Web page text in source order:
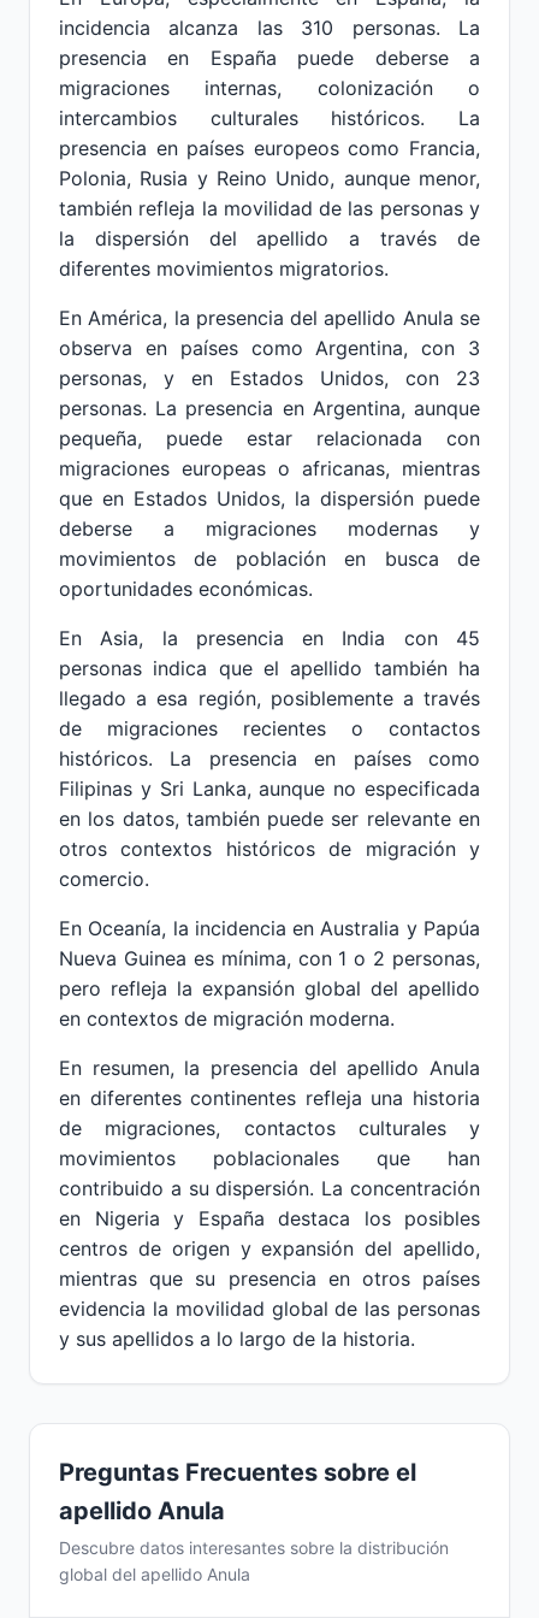
incidencia alcanza las 310 personas. La
presencia en España puede deberse a
migraciones internas, colonización o
intercambios culturales históricos. La
presencia en países europeos como Francia,
Polonia, Rusia y Reino Unido, aunque menor,
también refleja la movilidad de las personas y
la dispersión del apellido a través de
diferentes movimientos migratorios.
En América, la presencia del apellido Anula se
observa en países como Argentina, con 3
personas, y en Estados Unidos, con 23
personas. La presencia en Argentina, aunque
pequeña, puede estar relacionada con
migraciones europeas o africanas, mientras
que en Estados Unidos, la dispersión puede
deberse a migraciones modernas y
movimientos de población en busca de
oportunidades económicas.
En Asia, la presencia en India con 45
personas indica que el apellido también ha
llegado a esa región, posiblemente a través
de migraciones recientes o contactos
históricos. La presencia en países como
Filipinas y Sri Lanka, aunque no especificada
en los datos, también puede ser relevante en
otros contextos históricos de migración y
comercio.
En Oceanía, la incidencia en Australia y Papúa
Nueva Guinea es mínima, con 1 o 2 personas,
pero refleja la expansión global del apellido
en contextos de migración moderna.
En resumen, la presencia del apellido Anula
en diferentes continentes refleja una historia
de migraciones, contactos culturales y
movimientos poblacionales que han
contribuido a su dispersión. La concentración
en Nigeria y España destaca los posibles
centros de origen y expansión del apellido,
mientras que su presencia en otros países
evidencia la movilidad global de las personas
y sus apellidos a lo largo de la historia.
Preguntas Frecuentes sobre el
apellido Anula
Descubre datos interesantes sobre la distribución
global del apellido Anula